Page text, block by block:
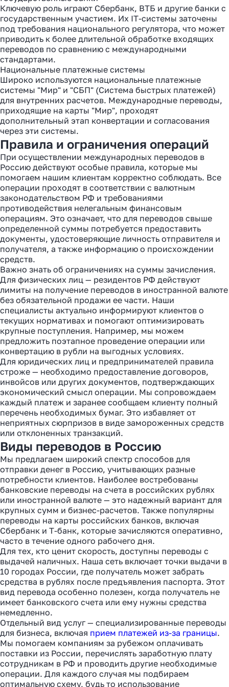
Ключевую роль играют Сбербанк, ВТБ и другие банки с
государственным участием. Их IT-системы заточены
под требования национального регулятора, что может
приводить к более длительной обработке входящих
переводов по сравнению с международными
стандартами.
Национальные платежные системы
Широко используются национальные платежные
системы "Мир" и "СБП" (Система быстрых платежей)
для внутренних расчетов. Международные переводы,
приходящие на карты "Мир", проходят
дополнительный этап конвертации и согласования
через эти системы.
Правила и ограничения операций
При осуществлении международных переводов в
Россию действуют особые правила, которые мы
помогаем нашим клиентам корректно соблюдать. Все
операции проходят в соответствии с валютным
законодательством РФ и требованиями
противодействия нелегальным финансовым
операциям. Это означает, что для переводов свыше
определенной суммы потребуется предоставить
документы, удостоверяющие личность отправителя и
получателя, а также информацию о происхождении
средств.
Важно знать об ограничениях на суммы зачисления.
Для физических лиц — резидентов РФ действуют
лимиты на получение переводов в иностранной валюте
без обязательной продажи ее части. Наши
специалисты актуально информируют клиентов о
текущих нормативах и помогают оптимизировать
крупные поступления. Например, мы можем
предложить поэтапное проведение операции или
конвертацию в рубли на выгодных условиях.
Для юридических лиц и предпринимателей правила
строже — необходимо предоставление договоров,
инвойсов или других документов, подтверждающих
экономический смысл операции. Мы сопровождаем
каждый платеж и заранее сообщаем клиенту полный
перечень необходимых бумаг. Это избавляет от
неприятных сюрпризов в виде замороженных средств
или отклоненных транзакций.
Виды переводов в Россию
Мы предлагаем широкий спектр способов для
отправки денег в Россию, учитывающих разные
потребности клиентов. Наиболее востребованы
банковские переводы на счета в российских рублях
или иностранной валюте — это надежный вариант для
крупных сумм и бизнес-расчетов. Также популярны
переводы на карты российских банков, включая
Сбербанк и Т-банк, которые зачисляются оперативно,
часто в течение одного рабочего дня.
Для тех, кто ценит скорость, доступны переводы с
выдачей наличных. Наша сеть включает точки выдачи в
10 городах России, где получатель может забрать
средства в рублях после предъявления паспорта. Этот
вид перевода особенно полезен, когда получатель не
имеет банковского счета или ему нужны средства
немедленно.
Отдельный вид услуг — специализированные переводы
для бизнеса, включая прием платежей из-за границы.
Мы помогаем компаниям за рубежом оплачивать
поставки из России, перечислять заработную плату
сотрудникам в РФ и проводить другие необходимые
операции. Для каждого случая мы подбираем
оптимальную схему, будь то использование